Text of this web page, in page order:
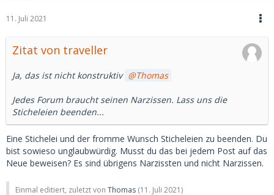
11. Juli 2021
Zitat von traveller
Ja, das ist nicht konstruktiv Thomas
Jedes Forum braucht seinen Narzissen. Lass uns die
Sticheleien beenden...
Eine Stichelei und der fromme Wunsch Sticheleien zu beenden. Du
bist sowieso unglaubwürdig. Musst du das bei jedem Post auf das
Neue beweisen? Es sind übrigens Narzissten und nicht Narzissen.
Einmal editiert, zuletzt von Thomas (11. Juli 2021)